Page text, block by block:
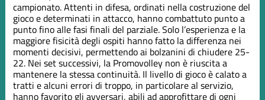
campionato. Attenti in difesa, ordinati nella costruzione del
gioco e determinati in attacco, hanno combattuto punto a
punto fino alle fasi finali del parziale. Solo l’esperienza e la
maggiore fisicità degli ospiti hanno fatto la differenza nei
momenti decisivi, permettendo ai bolzanini di chiudere 25-
22. Nei set successivi, la Promovolley non è riuscita a
mantenere la stessa continuità. Il livello di gioco è calato a
tratti e alcuni errori di troppo, in particolare al servizio,
hanno favorito gli avversari, abili ad approfittare di ogni